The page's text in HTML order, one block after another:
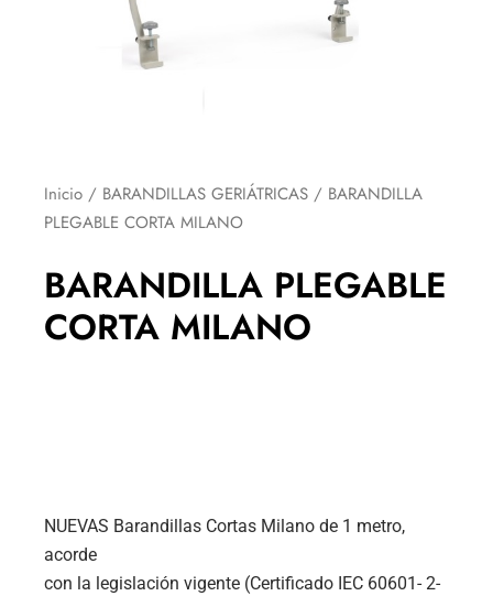
Inicio / BARANDILLAS GERIÁTRICAS / BARANDILLA
PLEGABLE CORTA MILANO
BARANDILLA PLEGABLE
CORTA MILANO
NUEVAS Barandillas Cortas Milano de 1 metro,
acorde
con la legislación vigente (Certificado IEC 60601- 2-